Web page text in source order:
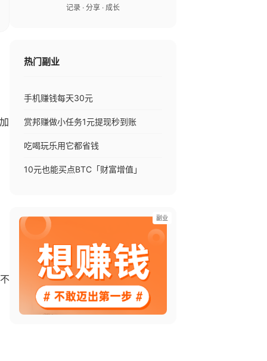
记录 · 分享 · 成长
热门副业
手机赚钱每天30元
赏邦赚做小任务1元提现秒到账
吃喝玩乐用它都省钱
10元也能买点BTC「财富增值」
副业